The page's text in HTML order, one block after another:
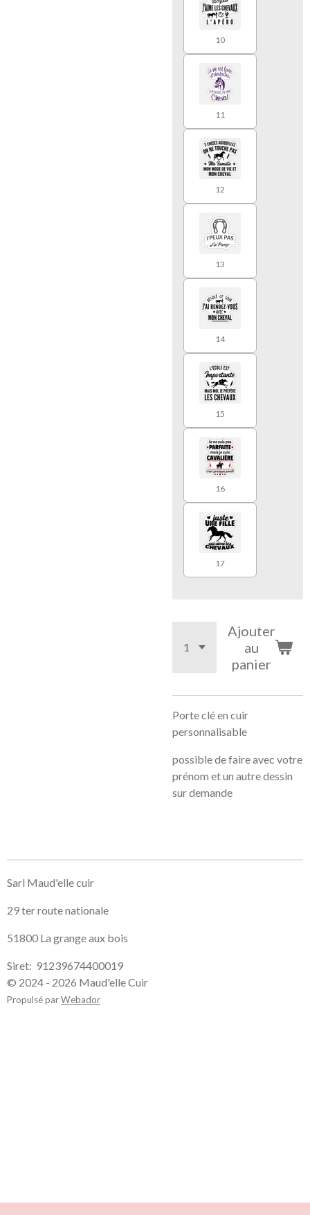
10
11
12
13
14
15
16
17
Ajouter
au
panier
Porte clé en cuir
personnalisable
possible de faire avec votre
prénom et un autre dessin
sur demande
Sarl Maud'elle cuir
29 ter route nationale
51800 La grange aux bois
Siret: 91239674400019
© 2024 - 2026 Maud'elle Cuir
Propulsé parWebador